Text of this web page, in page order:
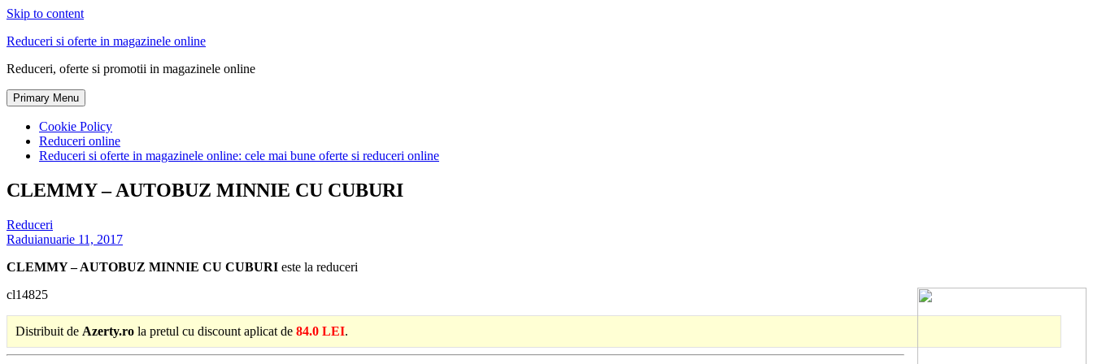
Skip to content
Reduceri si oferte in magazinele online
Reduceri, oferte si promotii in magazinele online
Primary Menu
Cookie Policy
Reduceri online
Reduceri si oferte in magazinele online: cele mai bune oferte si reduceri online
CLEMMY – AUTOBUZ MINNIE CU CUBURI
Reduceri
Raduianuarie 11, 2017
CLEMMY – AUTOBUZ MINNIE CU CUBURI este la reduceri
cl14825
Distribuit de Azerty.ro la pretul cu discount aplicat de 84.0 LEI.